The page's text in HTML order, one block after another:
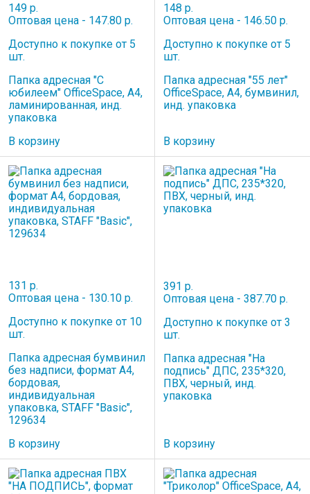
149 р.
Оптовая цена - 147.80 р.
Доступно к покупке от 5
шт.
Папка адресная "С
юбилеем" OfficeSpace, А4,
ламинированная, инд.
упаковка
В корзину
148 р.
Оптовая цена - 146.50 р.
Доступно к покупке от 5
шт.
Папка адресная "55 лет"
OfficeSpace, А4, бумвинил,
инд. упаковка
В корзину
131 р.
Оптовая цена - 130.10 р.
Доступно к покупке от 10
шт.
Папка адресная бумвинил
без надписи, формат А4,
бордовая,
индивидуальная
упаковка, STAFF "Basic",
129634
В корзину
391 р.
Оптовая цена - 387.70 р.
Доступно к покупке от 3
шт.
Папка адресная "На
подпись" ДПС, 235*320,
ПВХ, черный, инд.
упаковка
В корзину